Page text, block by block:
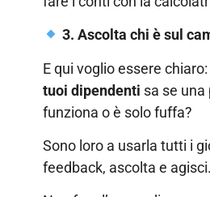
3. Ascolta chi è sul
E qui voglio essere chiaro:
tuoi dipendenti sa se una
funziona o è solo fuffa?
Sono loro a usarla tutti i
feedback, ascolta e agisci.